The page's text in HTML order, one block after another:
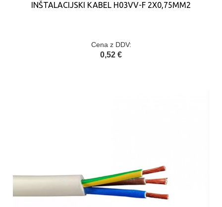
INŠTALACIJSKI KABEL H03VV-F 2X0,75MM2
Cena z DDV:
0,52 €